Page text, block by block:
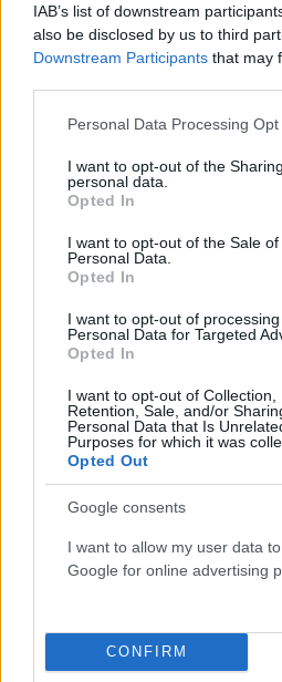
IAB’s list of downstream
also be disclosed by us to third
Downstream Participants that may
Please note that this website/app
not limited to your visit or usage
grant or deny consent to Google
use your data for below specified
consent section.
Personal Data Processing
I want to opt-out of the
personal data.
Opted In
I want to opt-out of the Sale of
Personal Data.
Opted In
I want to opt-out of
Personal Data for Targeted
Opted In
I want to opt-out of Collection,
Retention, Sale, and/or
Personal Data that Is
Purposes for which it was
Opted Out
Google consents
I want to allow my user data
Google for online advertising
CONFIRM
ΟΙΚΟΝΟΜΊΑ
Γονικές παροχές: Τα λάθη που
ΑΝΑΡΤΗΘΗΚΕ ΑΠΟΣΤΈΛΛΑ ΛΊΤΑΙΝΑ 7